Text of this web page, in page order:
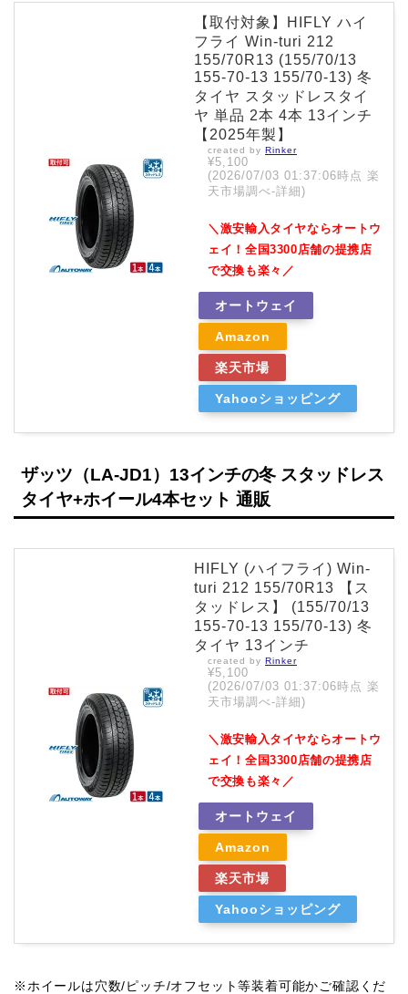
【取付対象】HIFLY ハイ
フライ Win-turi 212
155/70R13 (155/70/13
155-70-13 155/70-13) 冬
タイヤ スタッドレスタイ
ヤ 単品 2本 4本 13インチ
【2025年製】
created by Rinker
¥5,100
(2026/07/03 01:37:06時点 楽
天市場調べ-詳細)
＼激安輸入タイヤならオートウ
ェイ！全国3300店舗の提携店
で交換も楽々／
オートウェイ
Amazon
楽天市場
Yahooショッピング
ザッツ（LA-JD1）13インチの冬 スタッドレス
タイヤ+ホイール4本セット 通販
HIFLY (ハイフライ) Win-
turi 212 155/70R13 【ス
タッドレス】 (155/70/13
155-70-13 155/70-13) 冬
タイヤ 13インチ
created by Rinker
¥5,100
(2026/07/03 01:37:06時点 楽
天市場調べ-詳細)
＼激安輸入タイヤならオートウ
ェイ！全国3300店舗の提携店
で交換も楽々／
オートウェイ
Amazon
楽天市場
Yahooショッピング
※ホイールは穴数/ピッチ/オフセット等装着可能かご確認くだ